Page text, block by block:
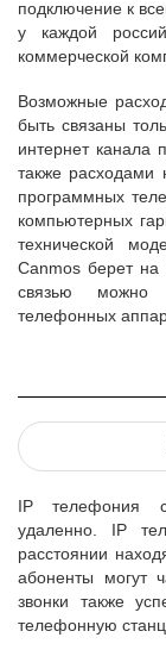
подключение к
у каждой
коммерческой
Возможные
быть связаны
интернет канала
также расходами
программных
компьютерных
технической
Canmos берет
связью можно
телефонных
IP телефония
удаленно. IP
расстоянии
абоненты могут
звонки также
телефонную